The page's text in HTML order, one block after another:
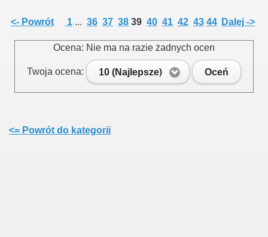
<- Powrót 1 ... 36 37 38 39 40 41 42 43 44 Dalej ->
Ocena: Nie ma na razie żadnych ocen
Twoja ocena: 10 (Najlepsze) Oceń
<= Powrót do kategorii